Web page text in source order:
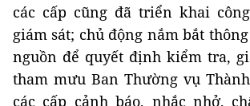
các cấp cũng đã triển khai
giám sát; chủ động nắm bắt
nguồn để quyết định kiểm tra,
tham mưu Ban Thường vụ
các cấp cảnh báo, nhắc nhở,